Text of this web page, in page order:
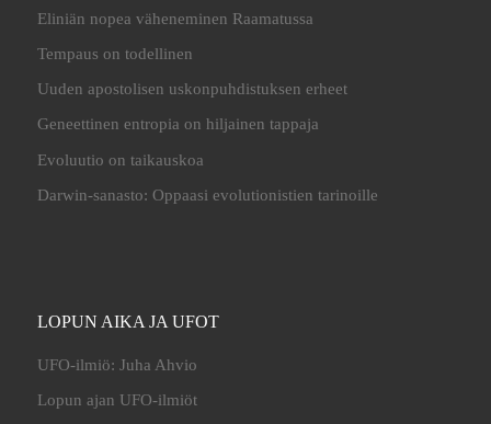
Eliniän nopea väheneminen Raamatussa
Tempaus on todellinen
Uuden apostolisen uskonpuhdistuksen erheet
Geneettinen entropia on hiljainen tappaja
Evoluutio on taikauskoa
Darwin-sanasto: Oppaasi evolutionistien tarinoille
LOPUN AIKA JA UFOT
UFO-ilmiö: Juha Ahvio
Lopun ajan UFO-ilmiöt